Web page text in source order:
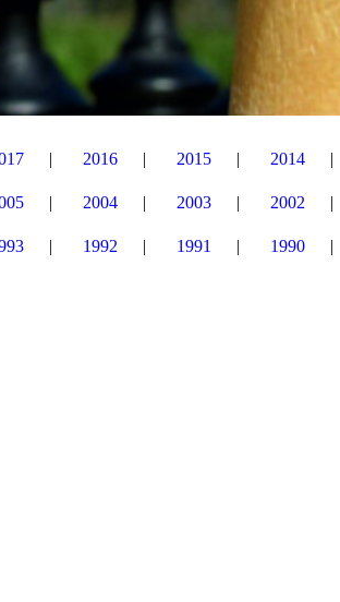
2016 2015 2014
2004 2003 2002
1992 1991 1990